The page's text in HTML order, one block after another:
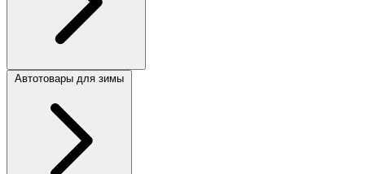
Автотовары для зимы